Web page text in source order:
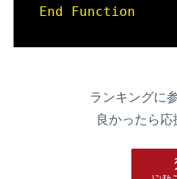
End Function
ランキングに
良かったら